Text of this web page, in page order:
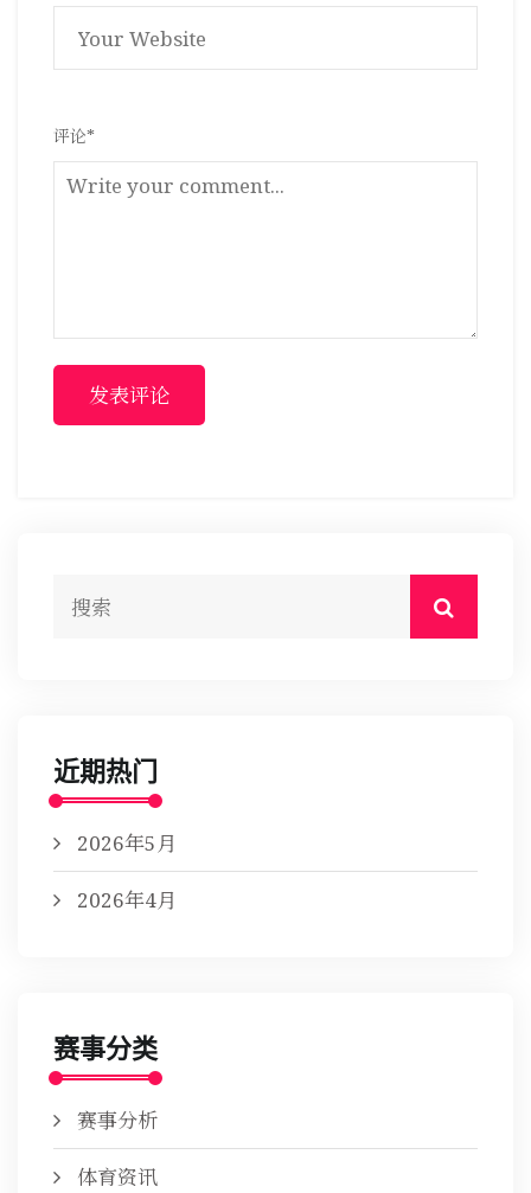
评论*
发表评论
近期热门
2026年5月
2026年4月
赛事分类
赛事分析
体育资讯